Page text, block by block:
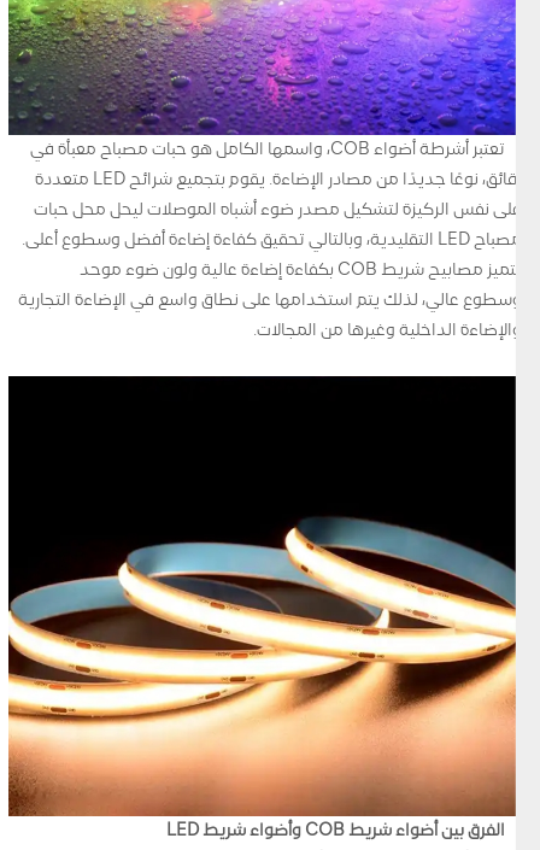
تعتبر أشرطة أضواء COB، واسمها الكامل هو حبات مصباح معبأة في
رقائق، نوعًا جديدًا من مصادر الإضاءة. يقوم بتجميع شرائح LED متعددة
على نفس الركيزة لتشكيل مصدر ضوء أشباه الموصلات ليحل محل حبات
مصباح LED التقليدية، وبالتالي تحقيق كفاءة إضاءة أفضل وسطوع أعلى.
تتميز مصابيح شريط COB بكفاءة إضاءة عالية ولون ضوء موحد
وسطوع عالي، لذلك يتم استخدامها على نطاق واسع في الإضاءة التجارية
والإضاءة الداخلية وغيرها من المجالات.
الفرق بين أضواء شريط COB وأضواء شريط LED